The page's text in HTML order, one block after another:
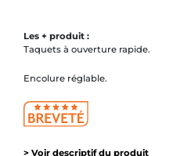
Les + produit :
Taquets à ouverture rapide.
Encolure réglable.
> Voir descriptif du produit